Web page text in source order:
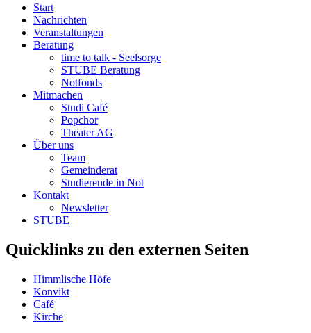
Start
Nachrichten
Veranstaltungen
Beratung
time to talk - Seelsorge
STUBE Beratung
Notfonds
Mitmachen
Studi Café
Popchor
Theater AG
Über uns
Team
Gemeinderat
Studierende in Not
Kontakt
Newsletter
STUBE
Quicklinks zu den externen Seiten
Himmlische Höfe
Konvikt
Café
Kirche